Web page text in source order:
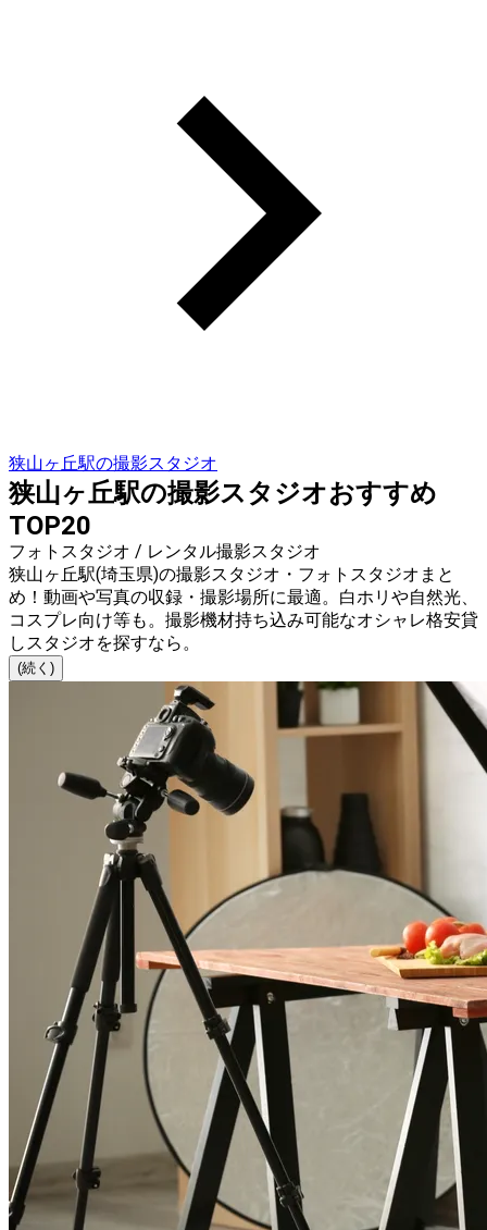
狭山ヶ丘駅の撮影スタジオ
狭山ヶ丘駅の撮影スタジオおすすめ
TOP20
フォトスタジオ / レンタル撮影スタジオ
狭山ヶ丘駅(埼玉県)の撮影スタジオ・フォトスタジオまと
め！動画や写真の収録・撮影場所に最適。白ホリや自然光、
コスプレ向け等も。撮影機材持ち込み可能なオシャレ格安貸
しスタジオを探すなら。
(続く)